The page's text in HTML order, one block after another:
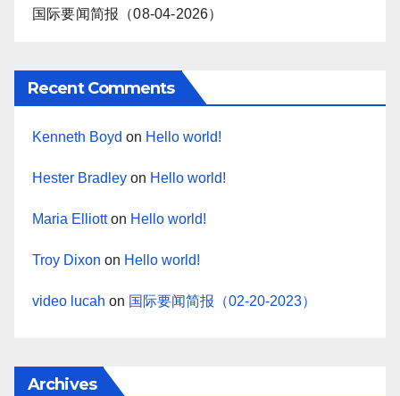
国际要闻简报（08-04-2026）
Recent Comments
Kenneth Boyd on Hello world!
Hester Bradley on Hello world!
Maria Elliotton Hello world!
Troy Dixon on Hello world!
video lucah on 国际要闻简报（02-20-2023）
Archives